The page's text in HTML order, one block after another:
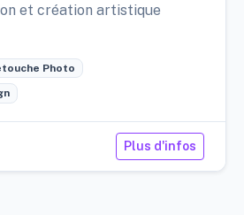
et création artistique
Photo
Plus d'infos